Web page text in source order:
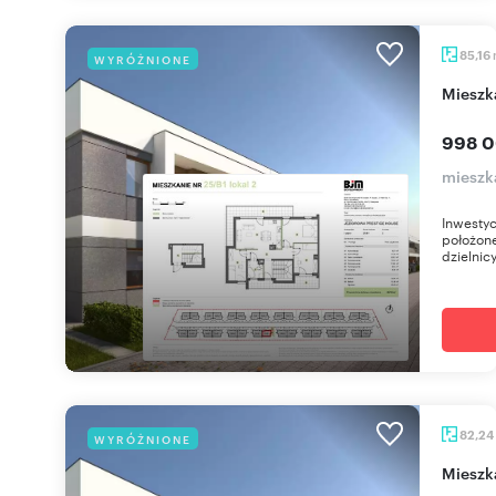
WYRÓŻNIONE 85,16
998
WYRÓŻNIONE 82,24